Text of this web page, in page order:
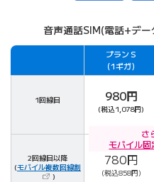
音声通話SIM(電話+デ
プランＳ
（1ギガ）
1回線目 980円
(税込1,078円)
さ
モバイル固
2回線目以降
(モバイル複数回線割 （新しいタブで開きま
)
780円
(税込858円)